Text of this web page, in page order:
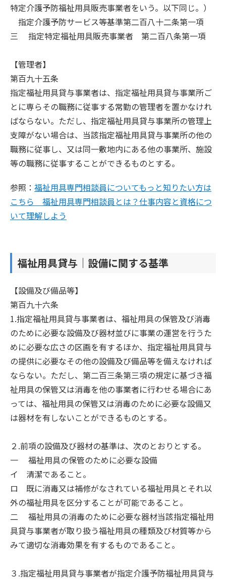
特定介護予防福祉用具販売事業者をいう。以下同じ。）
指定介護予防サービス等基準第二百八十二条第一項
三 指定特定福祉用具販売事業者 第二百八条第一項
【管理者】
第百九十五条
指定福祉用具貸与事業者は、指定福祉用具貸与事業所ご
とに専らその職務に従事する常勤の管理者を置かなけれ
ばならない。ただし、指定福祉用具貸与事業所の管理上
支障がない場合は、当該指定福祉用具貸与事業所の他の
職務に従事し、又は同一敷地内にある他の事業所、施設
等の職務に従事することができるものとする。
参照： 福祉用具専門相談員についてもっと知りたい方は
こちら 福祉用具専門相談員とは？仕事内容と資格につ
いて理解しよう
福祉用具貸与｜設備に関する基準
【設備及び備品等】
第百九十六条
1.指定福祉用具貸与事業者は、福祉用具の保管及び消毒
のために必要な設備及び器材並びに事業の運営を行うた
めに必要な広さの区画を有するほか、指定福祉用具貸与
の提供に必要なその他の設備及び備品等を備えなければ
ならない。ただし、第二百三条第三項の規定に基づき福
祉用具の保管又は消毒を他の事業者に行わせる場合にあ
っては、福祉用具の保管又は消毒のために必要な設備又
は器材を有しないことができるものとする。
２.前項の設備及び器材の基準は、次のとおりとする。
一 福祉用具の保管のために必要な設備
イ 清潔であること。
ロ 既に消毒又は補修がなされている福祉用具とそれ以
外の福祉用具を区分することが可能であること。
二 福祉用具の消毒のために必要な器材当該指定福祉用
具貸与事業者が取り扱う福祉用具の種類及び材質等から
みて適切な消毒効果を有するものであること。
３.指定福祉用具貸与事業者が指定介護予防福祉用具貸与